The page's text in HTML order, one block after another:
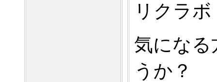
リクラ
気にな
うか？